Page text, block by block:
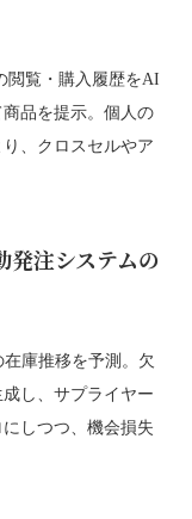
閲覧・購入履歴をAI
品を提示。個人の
、クロスセルやア
注システムの
庫推移を予測。欠
し、サプライヤー
しつつ、機会損失